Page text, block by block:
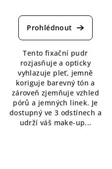
hodnocení
produktu
z
5
hvězdiček.
Tento fixační pudr
rozjasňuje a opticky
vyhlazuje pleť, jemně
koriguje barevný tón a
zároveň zjemňuje vzhled
pórů a jemných linek. Je
dostupný ve 3 odstínech a
udrží váš make-up...